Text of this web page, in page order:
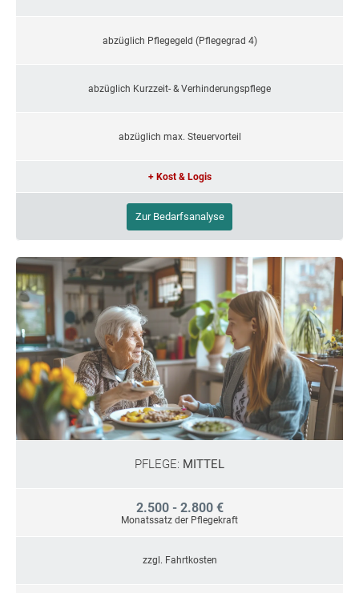
abzüglich Pflegegeld (Pflegegrad 4)
abzüglich Kurzzeit- & Verhinderungspflege
abzüglich max. Steuervorteil
+ Kost & Logis
Zur Bedarfsanalyse
PFLEGE: MITTEL
2.500 - 2.800 €
Monatssatz der Pflegekraft
zzgl. Fahrtkosten